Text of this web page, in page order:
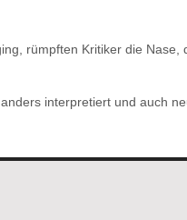
rümpften Kritiker die
interpretiert und auch